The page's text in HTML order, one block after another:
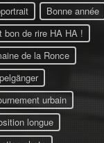
Bonne année
bon de rire HA HA !
de la Ronce
urbain
longue